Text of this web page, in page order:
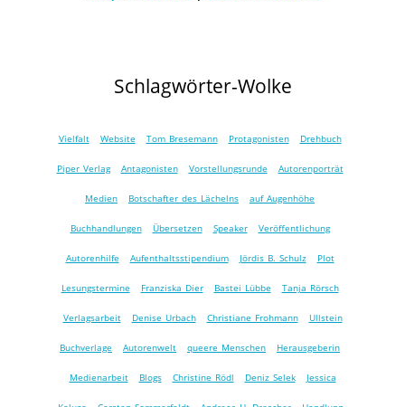
Schlagwörter-Wolke
Vielfalt Website Tom Bresemann Protagonisten Drehbuch
Piper Verlag Antagonisten Vorstellungsrunde Autorenporträt
Medien Botschafter des Lächelns auf Augenhöhe
Buchhandlungen Übersetzen Speaker Veröffentlichung
Autorenhilfe Aufenthaltsstipendium Jördis B. Schulz Plot
Lesungstermine Franziska Dier Bastei Lübbe Tanja Rörsch
Verlagsarbeit Denise Urbach Christiane Frohmann Ullstein
Buchverlage Autorenwelt queere Menschen Herausgeberin
Medienarbeit Blogs Christine Rödl Deniz Selek Jessica